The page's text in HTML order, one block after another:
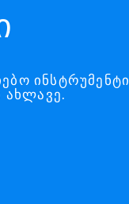
ინსტრუმენტი
ახლავე.